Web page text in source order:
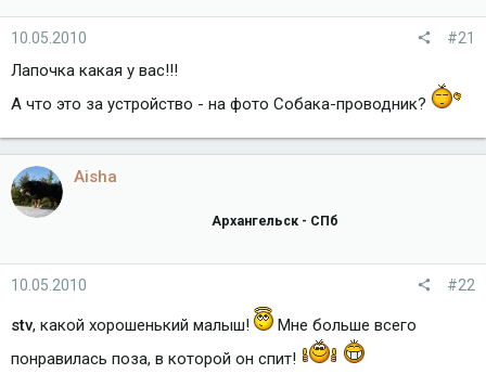
10.05.2010 #21
Лапочка какая у вас!!!
А что это за устройство - на фото Собака-проводник?
Aisha
Архангельск - СПб
10.05.2010 #22
stv, какой хорошенький малыш!
Мне больше всего
понравилась поза, в которой он спит!